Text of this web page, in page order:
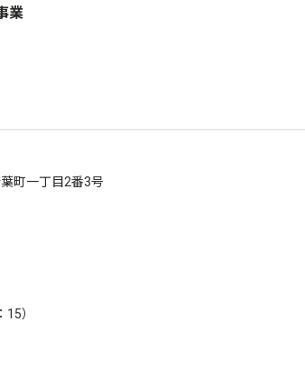
業
町一丁目2番3号
）